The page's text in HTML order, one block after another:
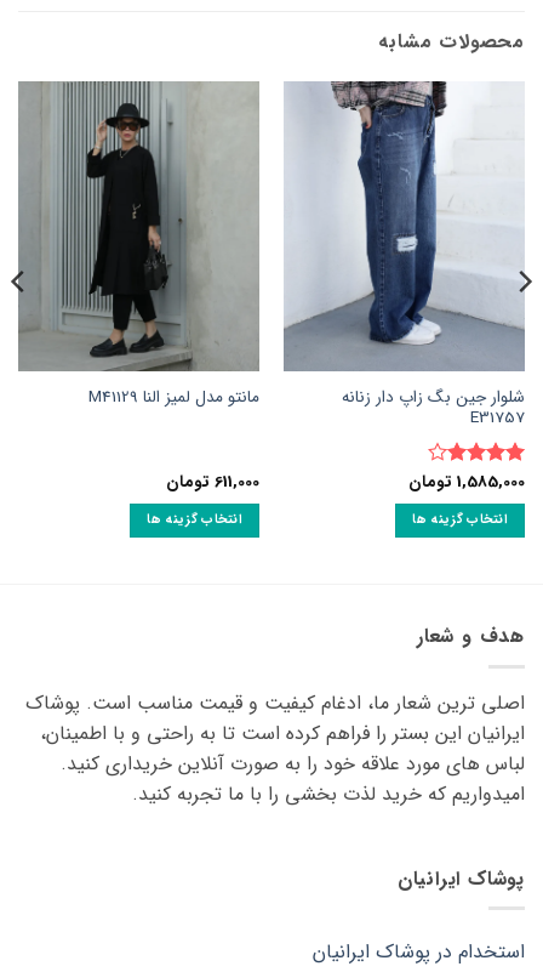
محصولات مشابه
شلوار جین بگ زاپ دار زنانه
E31757
نمره4
از 5
1,585,000 تومان
انتخاب گزینه ها
انواع
مختلفی
می
باشد.
گزینه
ها
ممکن
است
محصول
انتخاب
مانتو مدل لمیز النا M41129
611,000 تومان
انتخاب گزینه ها
باشد.
گزینه
ممکن
است
هدف و شعار
اصلی ترین شعار ما، ادغام کیفیت و قیمت مناسب است. پوشاک
ایرانیان این بستر را فراهم کرده است تا به راحتی و با اطمینان،
لباس های مورد علاقه ‌خود را به صورت آنلاین خریداری کنید.
امیدواریم که خرید لذت ‌بخشی را با ما تجربه کنید.
پوشاک ایرانیان
استخدام در پوشاک ایرانیان